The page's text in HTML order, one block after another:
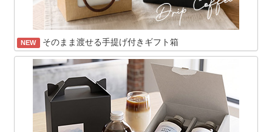
NEW そのまま渡せる手提げ付きギフト箱